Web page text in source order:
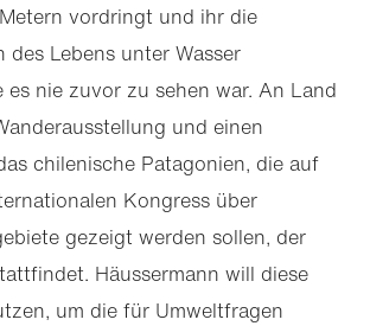
vordringt und ihr die
des Lebens unter Wasser
es nie zuvor zu sehen war. An Land
und einen
chilenische Patagonien, die auf
Kongress über
gezeigt werden sollen, der
Häussermann will diese
um die für Umweltfragen